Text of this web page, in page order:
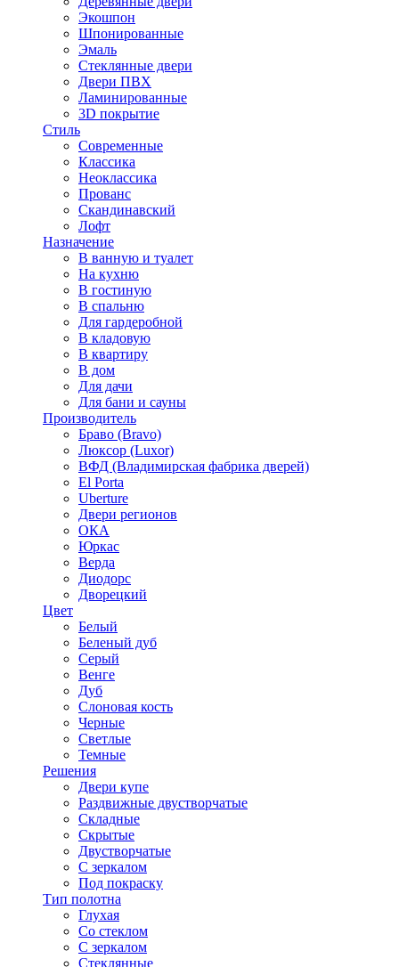
Экошпон
Шпонированные
Эмаль
Стеклянные двери
Двери ПВХ
Ламинированные
3D покрытие
Стиль
Современные
Классика
Неоклассика
Прованс
Скандинавский
Лофт
Назначение
В ванную и туалет
На кухню
В гостиную
В спальню
Для гардеробной
В кладовую
В квартиру
В дом
Для дачи
Для бани и сауны
Производитель
Браво (Bravo)
Люксор (Luxor)
ВФД (Владимирская фабрика дверей)
El Porta
Uberture
Двери регионов
ОКА
Юркас
Верда
Диодорс
Дворецкий
Цвет
Белый
Беленый дуб
Серый
Венге
Дуб
Слоновая кость
Черные
Светлые
Темные
Решения
Двери купе
Раздвижные двустворчатые
Складные
Скрытые
Двустворчатые
С зеркалом
Под покраску
Тип полотна
Глухая
Со стеклом
С зеркалом
Стеклянные